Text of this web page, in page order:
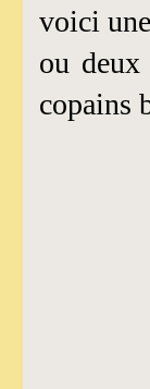
voici
ou deux
copains